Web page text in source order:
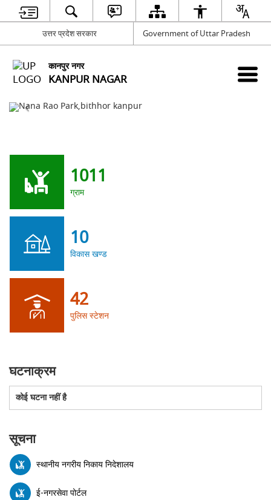
उत्तर प्रदेश सरकार Government of Uttar Pradesh
कानपुर नगर
KANPUR NAGAR
1011
ग्राम
10
विकास खण्ड
42
पुलिस स्टेशन
घटनाक्रम
कोई घटना नहीं है
सूचना
स्थानीय नगरीय निकाय निदेशालय
ई-नगरसेवा पोर्टल